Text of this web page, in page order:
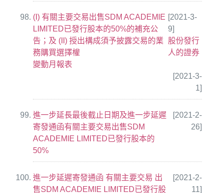
(I) 有關主要交易出售SDM ACADEMIE
LIMITED已發行股本的50%的補充公
告；及 (II) 授出構成須予披露交易的業
務購買選擇權
[2021-3-
9]
股份發行
人的證券
變動月報表
[2021-3-
1]
進一步延長最後截止日期及進一步延遲
寄發通函有關主要交易出售SDM
ACADEMIE LIMITED已發行股本的
50%
[2021-2-
26]
進一步延遲寄發通函 有關主要交易 出
售SDM ACADEMIE LIMITED已發行股
[2021-2-
11]